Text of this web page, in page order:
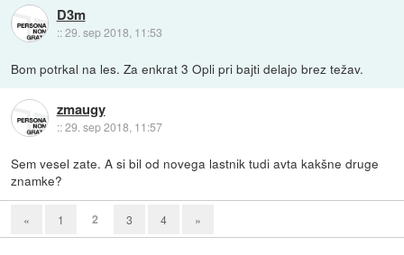
D3m
::29. sep 2018, 11:53
Bom potrkal na les. Za enkrat 3 Opli pri bajti delajo brez težav.
zmaugy
::29. sep 2018, 11:57
Sem vesel zate. A si bil od novega lastnik tudi avta kakšne druge
znamke?
« 1 2 3 4 »